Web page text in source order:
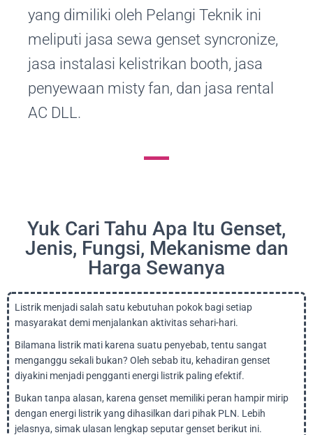
yang dimiliki oleh Pelangi Teknik ini
meliputi jasa sewa genset syncronize,
jasa instalasi kelistrikan booth, jasa
penyewaan misty fan, dan jasa rental
AC DLL.
Yuk Cari Tahu Apa Itu Genset,
Jenis, Fungsi, Mekanisme dan
Harga Sewanya
Listrik menjadi salah satu kebutuhan pokok bagi setiap
masyarakat demi menjalankan aktivitas sehari-hari.
Bilamana listrik mati karena suatu penyebab, tentu sangat
menganggu sekali bukan? Oleh sebab itu, kehadiran genset
diyakini menjadi pengganti energi listrik paling efektif.
Bukan tanpa alasan, karena genset memiliki peran hampir mirip
dengan energi listrik yang dihasilkan dari pihak PLN. Lebih
jelasnya, simak ulasan lengkap seputar genset berikut ini.